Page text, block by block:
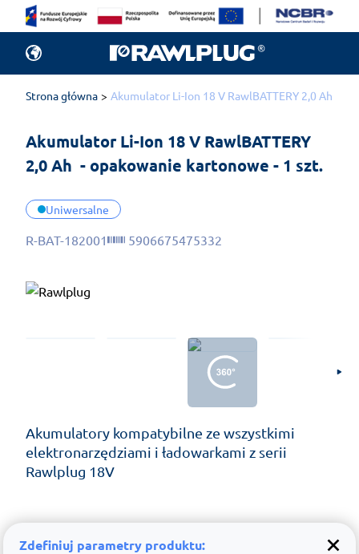
Strona główna Akumulator Li-Ion 18 V RawlBATTERY 2,0 Ah -
Akumulator Li-Ion 18 V RawlBATTERY
2,0 Ah  - opakowanie kartonowe - 1 szt.
Uniwersalne
R-BAT-182001 5906675475332
Akumulatory kompatybilne ze wszystkimi
elektronarzędziami i ładowarkami z serii
Rawlplug 18V
Zdefiniuj parametry produktu: